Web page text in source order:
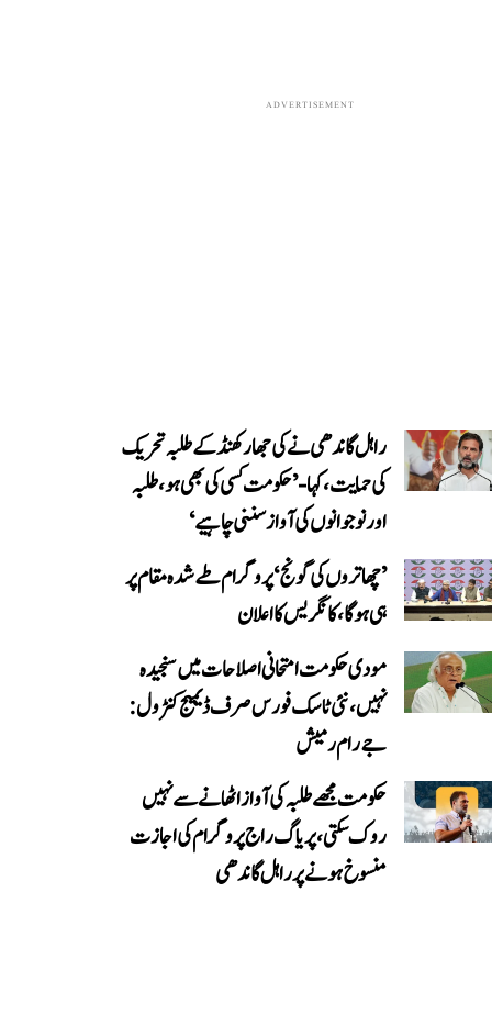
ADVERTISEMENT
راہل گاندھی نے کی جھارکھنڈ کے طلبہ تحریک
کی حمایت، کہا- ’حکومت کسی کی بھی ہو، طلبہ
اور نوجوانوں کی آواز سننی چاہیے‘
’چھاتروں کی گونج‘ پروگرام طے شدہ مقام پر
ہی ہوگا، کانگریس کا اعلان
مودی حکومت امتحانی اصلاحات میں سنجیدہ
نہیں، نئی ٹاسک فورس صرف ڈیمیج کنٹرول:
جے رام رمیش
حکومت مجھے طلبہ کی آواز اٹھانے سے نہیں
روک سکتی، پریاگ راج پروگرام کی اجازت
منسوخ ہونے پر راہل گاندھی